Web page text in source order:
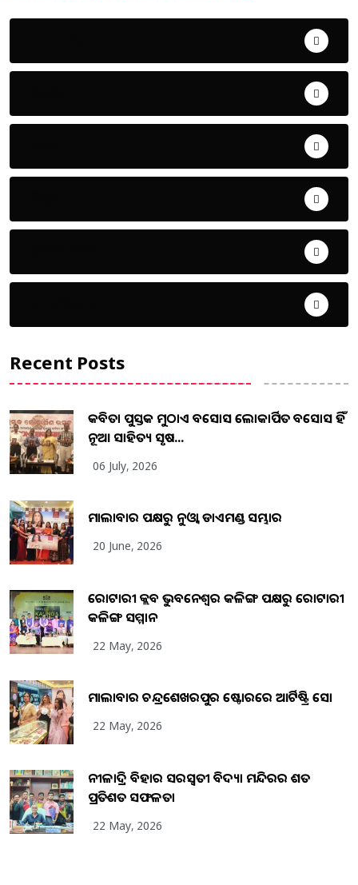
Recent Posts
କବିତା ପୁସ୍ତକ ମୁଠାଏ ଅବସୋସ ଲୋକାର୍ପିତ ଅବସୋସ ହିଁ
ନୂଆ ସାହିତ୍ୟ ସୃଷ...
06 July, 2026
ମାଲାବାର ପକ୍ଷରୁ ନୁଓ୍ବା ଡାଏମଣ୍ଡ ସମ୍ଭାର
20 June, 2026
ରୋଟାରୀ କ୍ଲବ ଭୁବନେଶ୍ୱର କଳିଙ୍ଗ ପକ୍ଷରୁ ରୋଟାରୀ
କଳିଙ୍ଗ ସମ୍ମାନ
22 May, 2026
ମାଲାବାର ଚନ୍ଦ୍ରଶେଖରପୁର ଷ୍ଟୋରରେ ଆର୍ଟିଷ୍ଟ୍ରି ସୋ
22 May, 2026
ନୀଳାଦ୍ରି ବିହାର ସରସ୍ୱତୀ ବିଦ୍ୟା ମନ୍ଦିରର ଶତ
ପ୍ରତିଶତ ସଫଳତା
22 May, 2026